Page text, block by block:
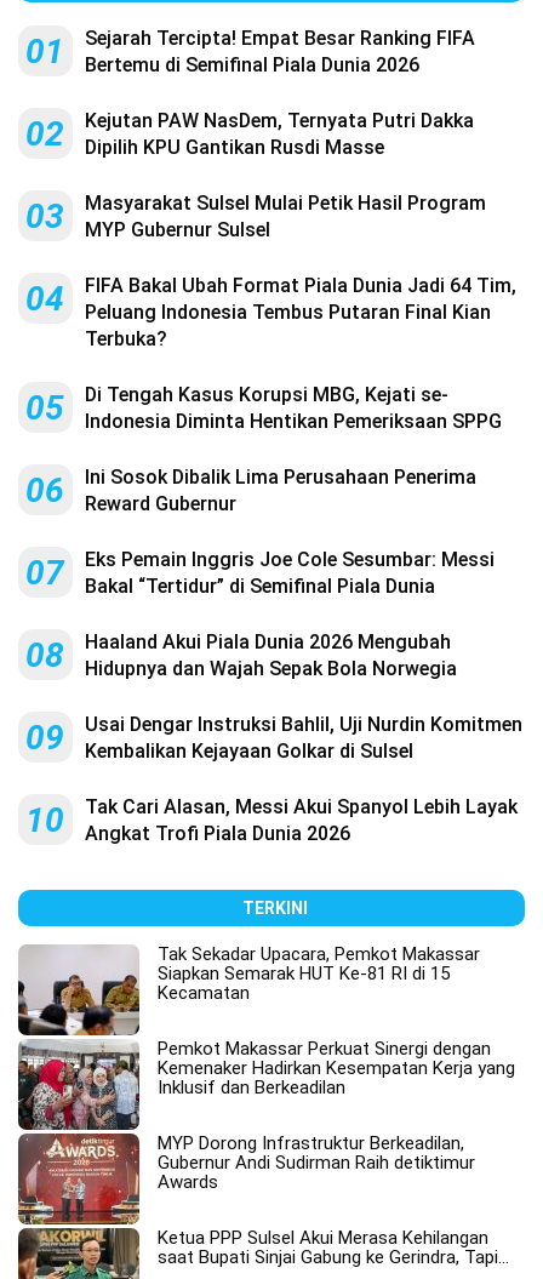
01
Sejarah Tercipta! Empat Besar Ranking FIFA
Bertemu di Semifinal Piala Dunia 2026
02
Kejutan PAW NasDem, Ternyata Putri Dakka
Dipilih KPU Gantikan Rusdi Masse
03
Masyarakat Sulsel Mulai Petik Hasil Program
MYP Gubernur Sulsel
04
FIFA Bakal Ubah Format Piala Dunia Jadi 64 Tim,
Peluang Indonesia Tembus Putaran Final Kian
Terbuka?
05
Di Tengah Kasus Korupsi MBG, Kejati se-
Indonesia Diminta Hentikan Pemeriksaan SPPG
06
Ini Sosok Dibalik Lima Perusahaan Penerima
Reward Gubernur
07
Eks Pemain Inggris Joe Cole Sesumbar: Messi
Bakal “Tertidur” di Semifinal Piala Dunia
08
Haaland Akui Piala Dunia 2026 Mengubah
Hidupnya dan Wajah Sepak Bola Norwegia
09
Usai Dengar Instruksi Bahlil, Uji Nurdin Komitmen
Kembalikan Kejayaan Golkar di Sulsel
10
Tak Cari Alasan, Messi Akui Spanyol Lebih Layak
Angkat Trofi Piala Dunia 2026
TERKINI
Tak Sekadar Upacara, Pemkot Makassar
Siapkan Semarak HUT Ke-81 RI di 15
Kecamatan
Pemkot Makassar Perkuat Sinergi dengan
Kemenaker Hadirkan Kesempatan Kerja yang
Inklusif dan Berkeadilan
MYP Dorong Infrastruktur Berkeadilan,
Gubernur Andi Sudirman Raih detiktimur
Awards
Ketua PPP Sulsel Akui Merasa Kehilangan
saat Bupati Sinjai Gabung ke Gerindra, Tapi…